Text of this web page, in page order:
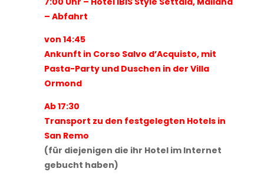
– Abfahrt
von 14:45
Ankunft in Corso Salvo d’Acquisto, mit
Pasta-Party und Duschen in der Villa
Ormond
Ab 17:30
Transport zu den festgelegten Hotels in
San Remo
(für diejenigen die ihr Hotel im Internet
gebucht haben)